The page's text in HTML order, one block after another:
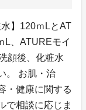
】120ｍLとAT
L、ATUREモイ
顔後、化粧水
。 お肌・治
・健康に関する
で相談に応じま